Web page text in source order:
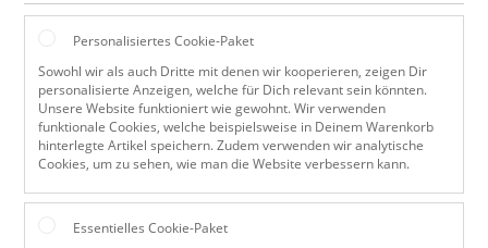
Personalisiertes Cookie-Paket
Sowohl wir als auch Dritte mit denen wir kooperieren, zeigen Dir
personalisierte Anzeigen, welche für Dich relevant sein könnten.
Unsere Website funktioniert wie gewohnt. Wir verwenden
funktionale Cookies, welche beispielsweise in Deinem Warenkorb
hinterlegte Artikel speichern. Zudem verwenden wir analytische
Cookies, um zu sehen, wie man die Website verbessern kann.
Essentielles Cookie-Paket